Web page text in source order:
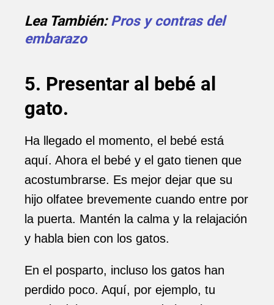
Lea También:Pros y contras del
embarazo
5. Presentar al bebé al
gato.
Ha llegado el momento, el bebé está
aquí. Ahora el bebé y el gato tienen que
acostumbrarse. Es mejor dejar que su
hijo olfatee brevemente cuando entre por
la puerta. Mantén la calma y la relajación
y habla bien con los gatos.
En el posparto, incluso los gatos han
perdido poco. Aquí, por ejemplo, tu